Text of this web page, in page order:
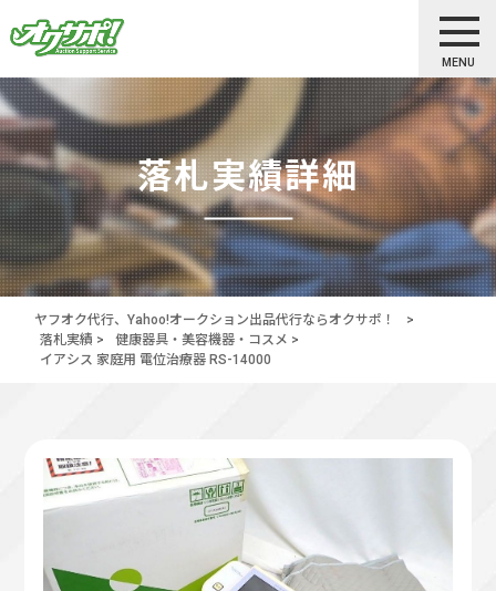
MENU
落札実績詳細
ヤフオク代行、Yahoo!オークション出品代行ならオクサポ！
>
落札実績 > 健康器具・美容機器・コスメ >
イアシス 家庭用 電位治療器 RS-14000